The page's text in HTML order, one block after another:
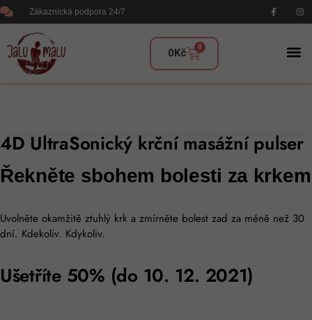
Zákaznická podpora 24/7
0Kč 0
4D UltraSonický krční masážní pulser
Řekněte sbohem bolesti za krkem
Uvolněte okamžitě ztuhlý krk a zmírněte bolest zad za méně než 30
dní. Kdekoliv. Kdykoliv.
Ušetříte 50% (do 10. 12. 2021)